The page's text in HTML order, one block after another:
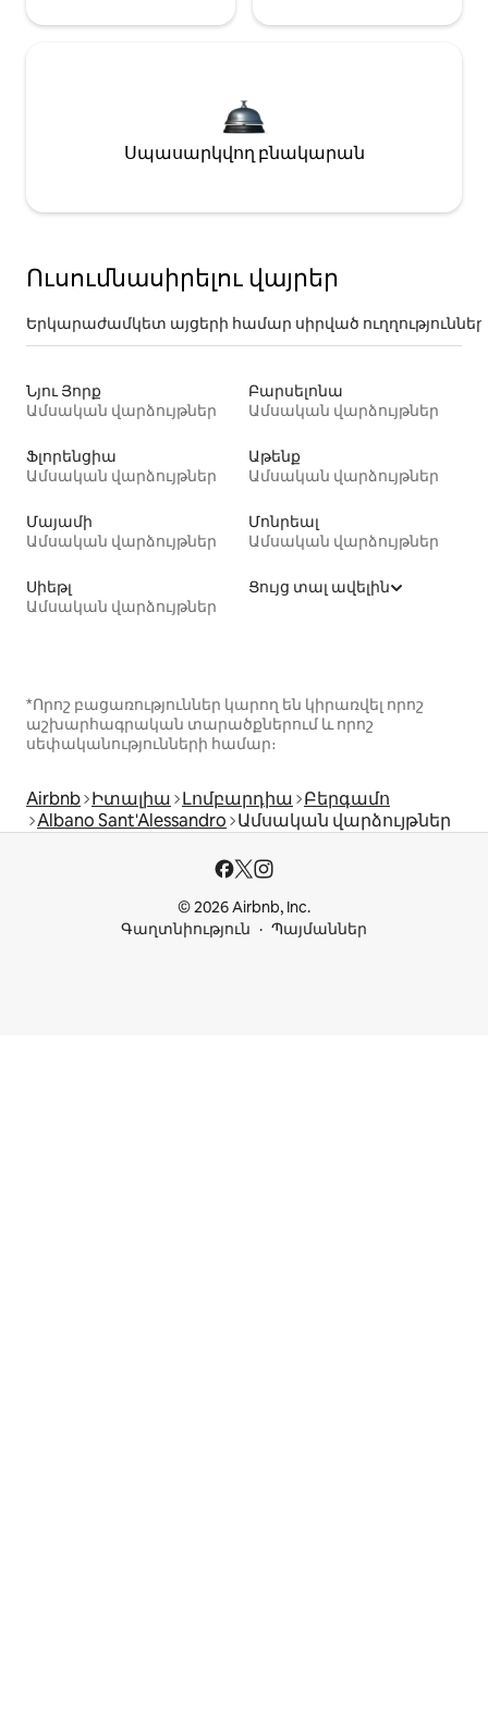
Սպասարկվող բնակարան
Ուսումնասիրելու վայրեր
Երկարաժամկետ այցերի համար սիրված ուղղություններ
Նյու Յորք
Ամսական վարձույթներ
Բարսելոնա
Ամսական վարձույթներ
Ֆլորենցիա
Ամսական վարձույթներ
Աթենք
Ամսական վարձույթներ
Մայամի
Ամսական վարձույթներ
Մոնրեալ
Ամսական վարձույթներ
Սիեթլ
Ամսական վարձույթներ
Ցույց տալ ավելին
*Որոշ բացառություններ կարող են կիրառվել որոշ
աշխարհագրական տարածքներում և որոշ
սեփականությունների համար։
Airbnb Իտալիա Լոմբարդիա Բերգամո
Albano Sant'Alessandro Ամսական վարձույթներ
© 2026 Airbnb, Inc.
Գաղտնիություն
Պայմաններ